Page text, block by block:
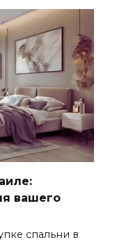
вашего
спальни в